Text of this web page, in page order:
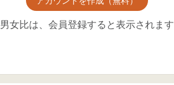
男女比は、会員登録すると表示されます